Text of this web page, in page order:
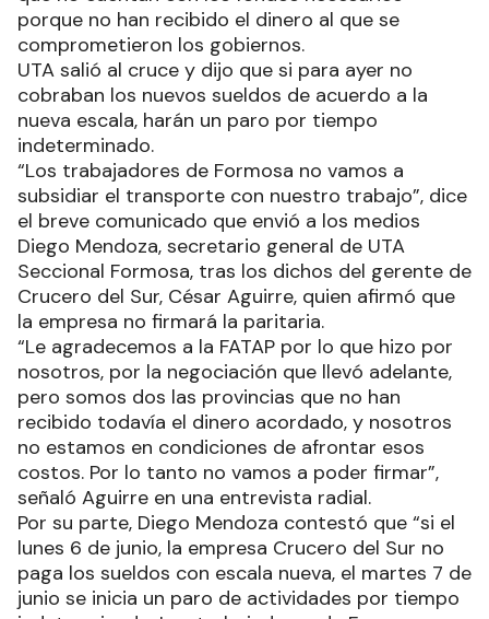
porque no han recibido el dinero al que se
comprometieron los gobiernos.
UTA salió al cruce y dijo que si para ayer no
cobraban los nuevos sueldos de acuerdo a la
nueva escala, harán un paro por tiempo
indeterminado.
“Los trabajadores de Formosa no vamos a
subsidiar el transporte con nuestro trabajo”, dice
el breve comunicado que envió a los medios
Diego Mendoza, secretario general de UTA
Seccional Formosa, tras los dichos del gerente de
Crucero del Sur, César Aguirre, quien afirmó que
la empresa no firmará la paritaria.
“Le agradecemos a la FATAP por lo que hizo por
nosotros, por la negociación que llevó adelante,
pero somos dos las provincias que no han
recibido todavía el dinero acordado, y nosotros
no estamos en condiciones de afrontar esos
costos. Por lo tanto no vamos a poder firmar”,
señaló Aguirre en una entrevista radial.
Por su parte, Diego Mendoza contestó que “si el
lunes 6 de junio, la empresa Crucero del Sur no
paga los sueldos con escala nueva, el martes 7 de
junio se inicia un paro de actividades por tiempo